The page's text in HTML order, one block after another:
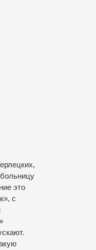
это
с